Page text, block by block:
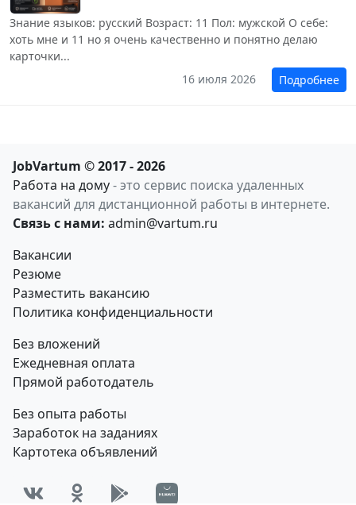
Знание языков: русский Возраст: 11 Пол: мужской О себе:
хоть мне и 11 но я очень качественно и понятно делаю
карточки...
16 июля 2026
Подробнее
JobVartum © 2017 - 2026
Работа на дому- это сервис поиска удаленных
вакансий для дистанционной работы в интернете.
Связь с нами: admin@vartum.ru
Вакансии
Резюме
Разместить вакансию
Политика конфиденциальности
Без вложений
Ежедневная оплата
Прямой работодатель
Без опыта работы
Заработок на заданиях
Картотека объявлений